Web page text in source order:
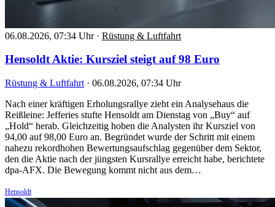
06.08.2026, 07:34 Uhr · Rüstung & Luftfahrt
Hensoldt Aktie: Kursziel steigt auf 98 Euro
Rüstung & Luftfahrt · 06.08.2026, 07:34 Uhr
Nach einer kräftigen Erholungsrallye zieht ein Analysehaus die
Reißleine: Jefferies stufte Hensoldt am Dienstag von „Buy“ auf
„Hold“ herab. Gleichzeitig hoben die Analysten ihr Kursziel von
94,00 auf 98,00 Euro an. Begründet wurde der Schritt mit einem
nahezu rekordhohen Bewertungsaufschlag gegenüber dem Sektor,
den die Aktie nach der jüngsten Kursrallye erreicht habe, berichtete
dpa-AFX. Die Bewegung kommt nicht aus dem…
Hensoldt